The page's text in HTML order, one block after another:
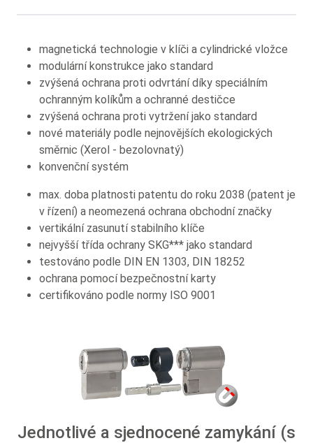
magnetická technologie v klíči a cylindrické vložce
modulární konstrukce jako standard
zvýšená ochrana proti odvrtání díky speciálním
ochranným kolíkům a ochranné destičce
zvýšená ochrana proti vytržení jako standard
nové materiály podle nejnovějších ekologických
směrnic (Xerol - bezolovnatý)
konvenční systém
max. doba platnosti patentu do roku 2038 (patent je
v řízení) a neomezená ochrana obchodní značky
vertikální zasunutí stabilního klíče
nejvyšší třída ochrany SKG*** jako standard
testováno podle DIN EN 1303, DIN 18252
ochrana pomocí bezpečnostní karty
certifikováno podle normy ISO 9001
Jednotlivé a sjednocené zamykání (s